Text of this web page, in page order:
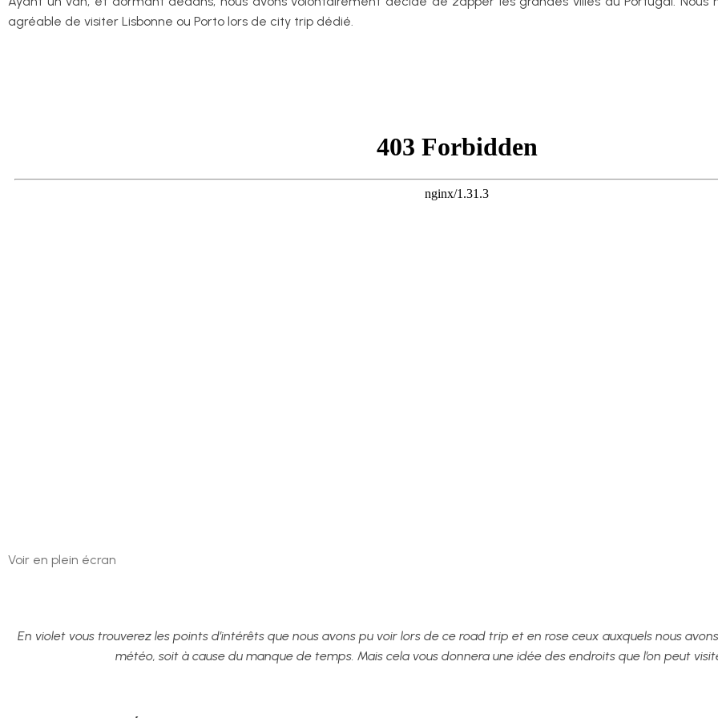
agréable de visiter Lisbonne ou Porto lors de city trip dédié.
Voir en plein écran
En violet vous trouverez les points d’intérêts que nous avons pu voir lors de ce road trip et en rose ceux auxquels nous
météo, soit à cause du manque de temps. Mais cela vous donnera une idée des endroits que l’on peut